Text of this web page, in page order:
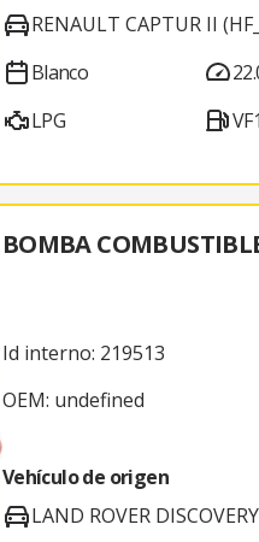
RENAULT CAPTUR II
Blanco
LPG
BOMBA
Id interno: 219513
OEM: undefined
Vehículo de origen
LAND ROVER